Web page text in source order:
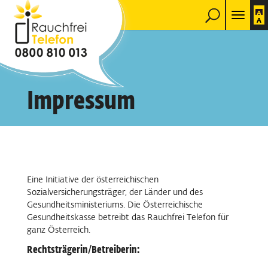
Impressum
Eine Initiative der österreichischen
Sozialversicherungsträger, der Länder und des
Gesundheitsministeriums. Die Österreichische
Gesundheitskasse betreibt das Rauchfrei Telefon für
ganz Österreich.
Rechtsträgerin/Betreiberin: